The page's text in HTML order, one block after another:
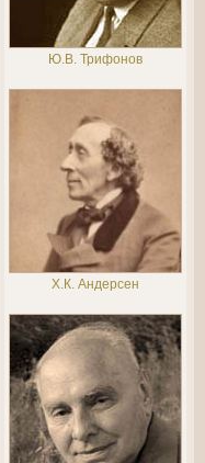
Ю.В. Трифонов
Х.К. Андерсен